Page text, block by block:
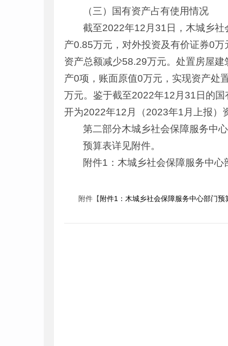
（三）国有资产占有使用情况
截至2022年12月31日，木城乡
产0.85万元，对外投资及有价证券0
资产总额减少58.29万元。处置房屋
产0项，账面原值0万元，实现资产处
万元。鉴于截至2022年12月31日的
开为2022年12月（2023年1月上报）
第二部分木城乡社会保障服务中
预算表详见附件。
附件1：木城乡社会保障服务中
附件【 附件1：木城乡社会保障服务中心部门